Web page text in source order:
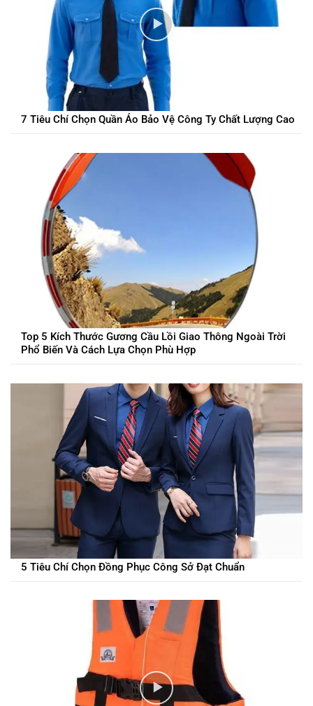
7 Tiêu Chí Chọn Quần Áo Bảo Vệ Công Ty Chất Lượng Cao
Top 5 Kích Thước Gương Cầu Lồi Giao Thông Ngoài Trời
Phổ Biến Và Cách Lựa Chọn Phù Hợp
5 Tiêu Chí Chọn Đồng Phục Công Sở Đạt Chuẩn